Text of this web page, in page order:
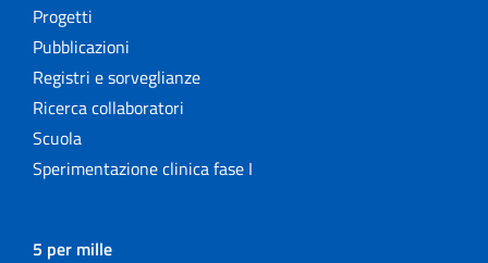
Progetti
Pubblicazioni
Registri e sorveglianze
Ricerca collaboratori
Scuola
Sperimentazione clinica fase I
5 per mille